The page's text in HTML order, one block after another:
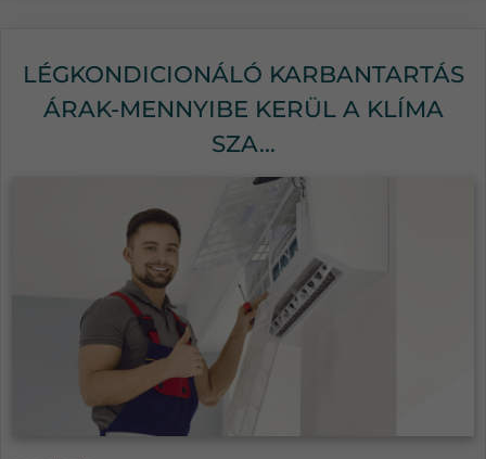
LÉGKONDICIONÁLÓ KARBANTARTÁS
ÁRAK-MENNYIBE KERÜL A KLÍMA
SZA...